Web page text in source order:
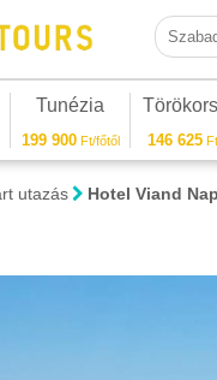
Szabad
Tunézia
199 900Ft/főtől 146 625
utazás Hotel Viand